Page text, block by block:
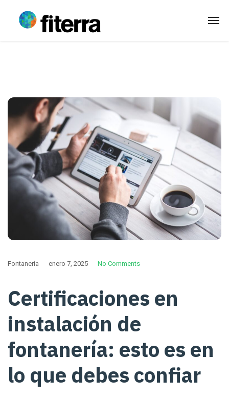
Fontanería enero 7, 2025 No Comments
Certificaciones en
instalación de
fontanería: esto es en
lo que debes confiar